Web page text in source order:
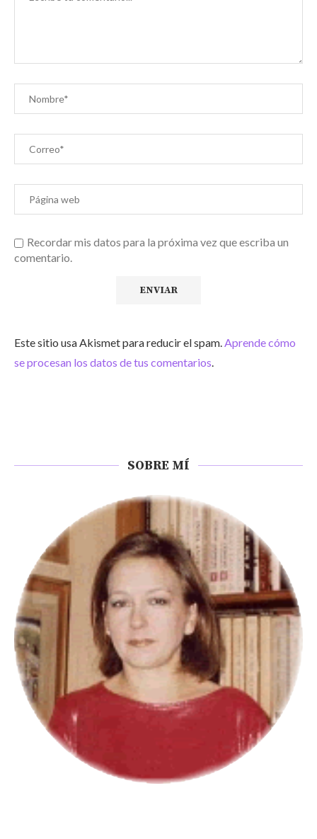
Recordar mis datos para la próxima vez que escriba un
comentario.
Este sitio usa Akismet para reducir el spam. Aprende cómo
se procesan los datos de tus comentarios
SOBRE MÍ